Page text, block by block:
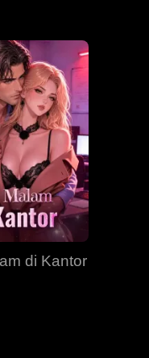
EP 36
EP 39
di Kantor